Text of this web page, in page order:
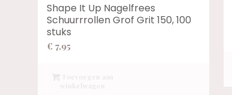
Shape It Up Nagelfrees
Schuurrrollen Grof Grit 150, 100
stuks
€ 7,95